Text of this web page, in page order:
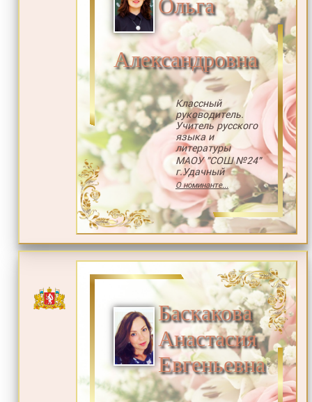
Ольга
Александровна
Классный
руководитель.
Учитель русского
языка и
литературы
МАОУ "СОШ №24"
г.Удачный
О номинанте...
Баскакова
Анастасия
Евгеньевна